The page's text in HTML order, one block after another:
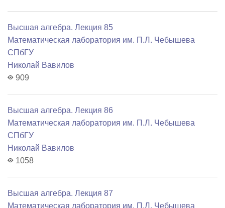
Высшая алгебра. Лекция 85
Математичеcкая лаборатория им. П.Л. Чебышева
СПбГУ
Николай Вавилов
909
Высшая алгебра. Лекция 86
Математичеcкая лаборатория им. П.Л. Чебышева
СПбГУ
Николай Вавилов
1058
Высшая алгебра. Лекция 87
Математичеcкая лаборатория им. П.Л. Чебышева